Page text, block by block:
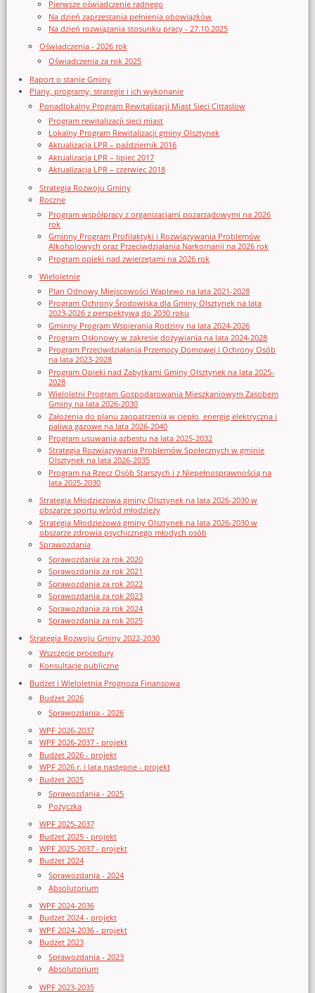
Pierwsze oświadczenie radnego
Na dzień zaprzestania pełnienia obowiązków
Na dzień rozwiązania stosunku pracy - 27.10.2025
Oświadczenia - 2026 rok
Oświadczenia za rok 2025
Raport o stanie Gminy
Plany, programy, strategie i ich wykonanie
Ponadlokalny Program Rewitalizacji Miast Sieci Cittaslow
Program rewitalizacji sieci miast
Lokalny Program Rewitalizacji gminy Olsztynek
Aktualizacja LPR – październik 2016
Aktualizacja LPR – lipiec 2017
Aktualizacja LPR – czerwiec 2018
Strategia Rozwoju Gminy
Roczne
Program współpracy z organizacjami pozarządowymi na 2026
rok
Gminny Program Profilaktyki i Rozwiązywania Problemów
Alkoholowych oraz Przeciwdziałania Narkomanii na 2026 rok
Program opieki nad zwierzętami na 2026 rok
Wieloletnie
Plan Odnowy Miejscowości Waplewo na lata 2021-2028
Program Ochrony Środowiska dla Gminy Olsztynek na lata
2023-2026 z perspektywą do 2030 roku
Gminny Program Wspierania Rodziny na lata 2024-2026
Program Osłonowy w zakresie dożywiania na lata 2024-2028
Program Przeciwdziałania Przemocy Domowej i Ochrony Osób
na lata 2023-2028
Program Opieki nad Zabytkami Gminy Olsztynek na lata 2025-
2028
Wieloletni Program Gospodarowania Mieszkaniowym Zasobem
Gminy na lata 2026-2030
Założenia do planu zaopatrzenia w ciepło, energię elektryczna i
paliwa gazowe na lata 2026-2040
Program usuwania azbestu na lata 2025-2032
Strategia Rozwiązywania Problemów Społecznych w gminie
Olsztynek na lata 2026-2035
Program na Rzecz Osób Starszych i z Niepełnosprawnością na
lata 2025-2030
Strategia Młodzieżowa gminy Olsztynek na lata 2026-2030 w
obszarze sportu wśród młodzieży
Strategia Młodzieżowa gminy Olsztynek na lata 2026-2030 w
obszarze zdrowia psychicznego młodych osób
Sprawozdania
Sprawozdania za rok 2020
Sprawozdania za rok 2021
Sprawozdania za rok 2022
Sprawozdania za rok 2023
Sprawozdania za rok 2024
Sprawozdania za rok 2025
Strategia Rozwoju Gminy 2022-2030
Wszczęcie procedury
Konsultacje publiczne
Budżet i Wieloletnia Prognoza Finansowa
Budżet 2026
Sprawozdania - 2026
WPF 2026-2037
WPF 2026-2037 - projekt
Budżet 2026 - projekt
WPF 2026 r. i lata następne - projekt
Budżet 2025
Sprawozdania - 2025
Pożyczka
WPF 2025-2037
Budżet 2025 - projekt
WPF 2025-2037 - projekt
Budżet 2024
Sprawozdania - 2024
Absolutorium
WPF 2024-2036
Budżet 2024 - projekt
WPF 2024-2036 - projekt
Budżet 2023
Sprawozdania - 2023
Absolutorium
WPF 2023-2035